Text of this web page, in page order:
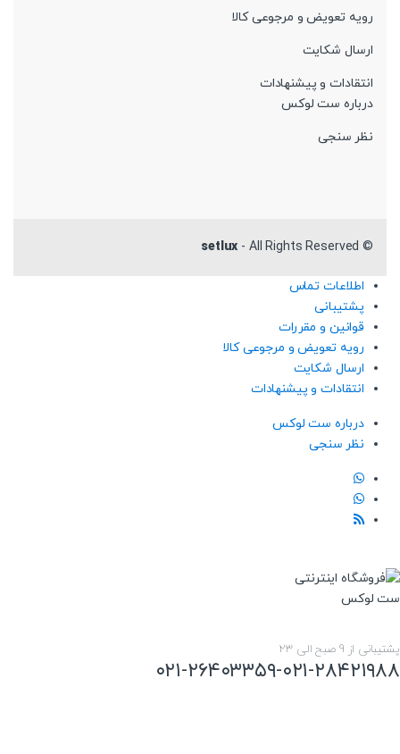
رویه تعویض و مرجوعی کالا
ارسال شکایت
انتقادات و پیشنهادات
درباره ست لوکس
نظر سنجی
©
setlux - All Rights Reserved
اطلاعات تماس
پشتیبانی
قوانین و مقررات
رویه تعویض و مرجوعی کالا
ارسال شکایت
انتقادات و پیشنهادات
درباره ست لوکس
نظر سنجی
پشتیبانی از 9 صبح الی 23
۰۲۱-۲۶۴۰۳۳۵۹-۰۲۱-۲۸۴۲۱۹۸۸